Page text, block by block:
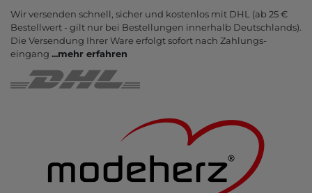
Wir versenden schnell, sicher und kostenlos mit DHL (ab 25 €
Bestell­wert - gilt nur bei Bestel­lungen inner­halb Deutsch­lands).
Die Ver­sendung Ihrer Ware er­folgt sofort nach Zahlungs­
eingang ...mehr erfahren